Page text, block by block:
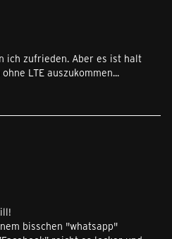
ich zufrieden. Aber es ist halt
LTE auszukommen...
bisschen "whatsapp"